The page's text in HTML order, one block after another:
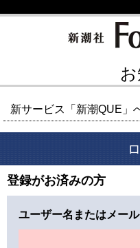
新サービス「新潮QUE」
登録がお済みの方
ユーザー名またはメー